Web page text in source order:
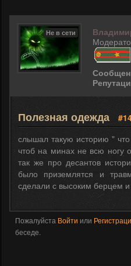
Не в сети
Полезная одежда
слышал такую историю "
чтоб на минах не всю ногу
так же про десантов
было приземлятся и
сделали с высоким берцем
Пожалуйста Войти или
беседе.